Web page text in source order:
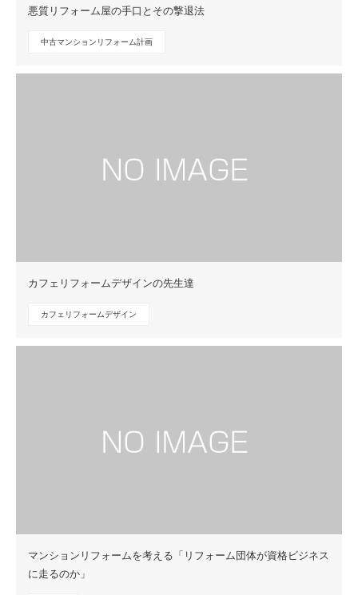
悪質リフォーム屋の手口とその撃退法
中古マンションリフォーム計画
カフェリフォームデザインの先生達
カフェリフォームデザイン
マンションリフォームを考える「リフォーム団体が資格ビジネス
に走るのか」